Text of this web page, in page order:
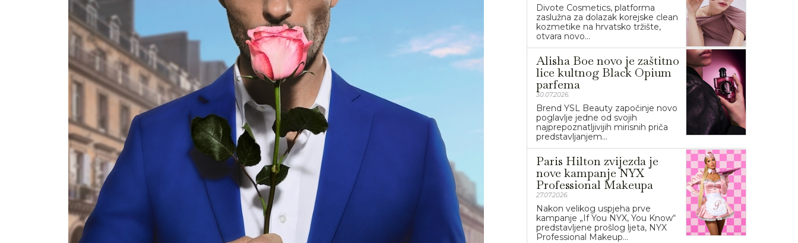
Divote Cosmetics, platforma
zaslužna za dolazak korejske clean
kozmetike na hrvatsko tržište,
otvara novo...
Alisha Boe novo je zaštitno
lice kultnog Black Opium
parfema
30.07.2026.
Brend YSL Beauty započinje novo
poglavlje jedne od svojih
najprepoznatljivijih mirisnih priča
predstavljanjem...
Paris Hilton zvijezda je
nove kampanje NYX
Professional Makeupa
27.07.2026.
Nakon velikog uspjeha prve
kampanje „If You NYX, You Know“
predstavljene prošlog ljeta, NYX
Professional Makeup...